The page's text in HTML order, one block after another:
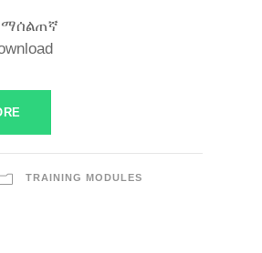
ማሰልጠኛ
TRAINING MODULES